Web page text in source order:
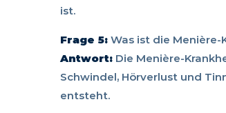
ist.
Frage 5: Was ist die Menière-
Antwort: Die Menière-
Schwindel, Hörverlust und
entsteht.